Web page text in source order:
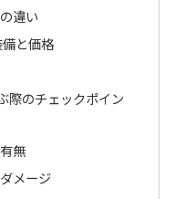
違い
と価格
際のチェックポイン
無
メージ